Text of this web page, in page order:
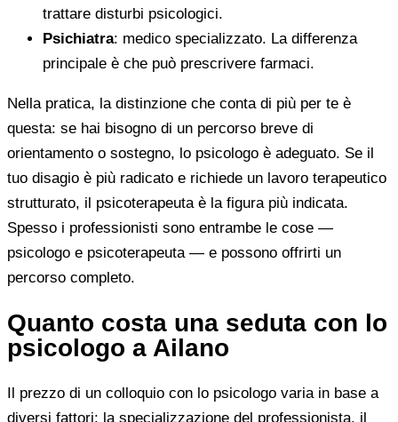
trattare disturbi psicologici.
Psichiatra: medico specializzato. La differenza
principale è che può prescrivere farmaci.
Nella pratica, la distinzione che conta di più per te è
questa: se hai bisogno di un percorso breve di
orientamento o sostegno, lo psicologo è adeguato. Se il
tuo disagio è più radicato e richiede un lavoro terapeutico
strutturato, il psicoterapeuta è la figura più indicata.
Spesso i professionisti sono entrambe le cose —
psicologo e psicoterapeuta — e possono offrirti un
percorso completo.
Quanto costa una seduta con lo
psicologo a Ailano
Il prezzo di un colloquio con lo psicologo varia in base a
diversi fattori: la specializzazione del professionista, il